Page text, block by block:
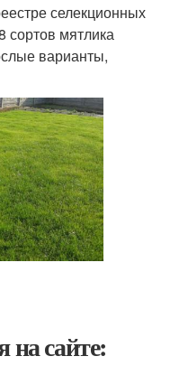
селекционных
сортов мятлика
варианты,
на сайте: